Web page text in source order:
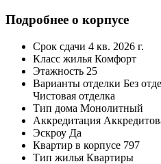
Подробнее о корпусе
Срок сдачи 4 кв. 2026 г.
Класс жилья Комфорт
Этажность 25
Варианты отделки Без
Чистовая отделка
Тип дома Монолитный
Аккредитация
Эскроу Да
Квартир в корпусе 797
Тип жилья Квартиры